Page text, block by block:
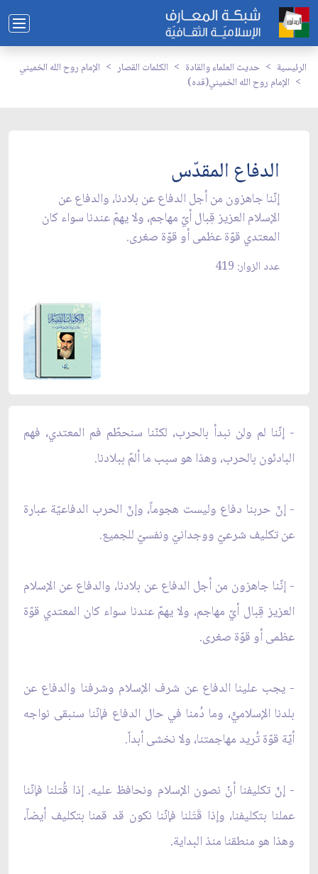
الرئيسية حديث العلماء والقادة الكلمات القصار
الإمام روح الله الخميني
الإمام روح الله الخميني(قده)
الدفاع المقدّس
إنّنا جاهزون من أجل الدفاع عن بلادنا، والدفاع عن
الإسلام العزيز قِبال أيّ مهاجم، ولا يهمّ عندنا سواء كان
المعتدي قوّة عظمى أو قوّة صغرى.
عدد الزوار: 419
- إنّنا لم ولن نبدأ بالحرب، لكنّنا سنحطّم فم المعتدي، فهم
البادئون بالحرب، وهذا هو سبب ما ألمّ ببلادنا.
- إنّ حربنا دفاع وليست هجوماً، وإنّ الحرب الدفاعيّة عبارة
عن تكليف شرعيّ ووجدانيّ ونفسيّ للجميع.
- إنّنا جاهزون من أجل الدفاع عن بلادنا، والدفاع عن الإسلام
العزيز قِبال أيّ مهاجم، ولا يهمّ عندنا سواء كان المعتدي قوّة
عظمى أو قوّة صغرى.
- يجب علينا الدفاع عن شرف الإسلام وشرفنا والدفاع عن
بلدنا الإسلاميّّ، وما دُمنا في حال الدفاع فإنّنا سنبقى نواجه
أيّة قوّة تُريد مهاجمتنا، ولا نخشى أبداً.
- إنّ تكليفنا أنْ نصون الإسلام ونحافظ عليه. إذا قُتلنا فإنّنا
عملنا بتكليفنا، وإذا قَتَلنا فإنّنا نكون قد قمنا بتكليف أيضاً،
وهذا هو منطقنا منذ البداية.